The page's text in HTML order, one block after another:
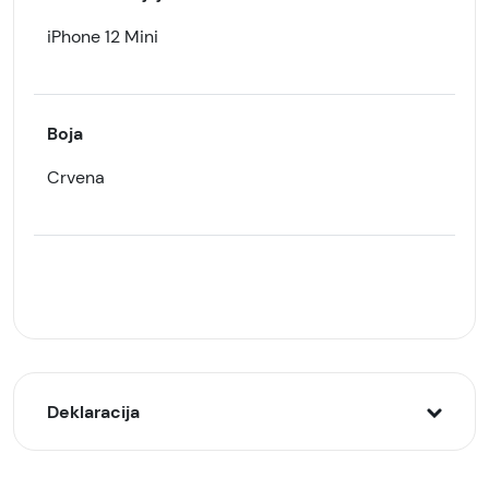
iPhone 12 Mini
Boja
Crvena
Deklaracija